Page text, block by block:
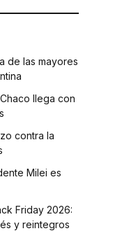
de las mayores
llega con
contra la
Milei es
Friday 2026:
y reintegros